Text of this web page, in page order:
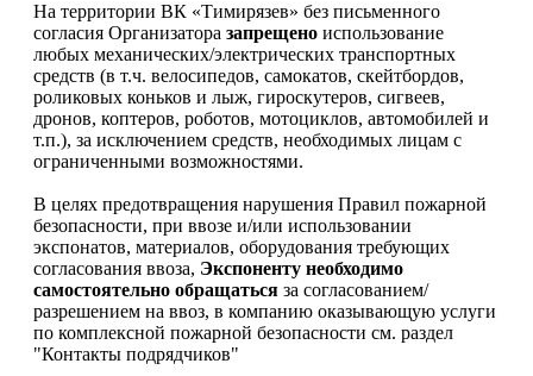
На территории ВК «Тимирязев» без письменного
согласия Организатора запрещено использование
любых механических/электрических транспортных
средств (в т.ч. велосипедов, самокатов, скейтбордов,
роликовых коньков и лыж, гироскутеров, сигвеев,
дронов, коптеров, роботов, мотоциклов, автомобилей и
т.п.), за исключением средств, необходимых лицам с
ограниченными возможностями.
В целях предотвращения нарушения Правил пожарной
безопасности, при ввозе и/или использовании
экспонатов, материалов, оборудования требующих
согласования ввоза, Экспоненту необходимо
самостоятельно обращаться за согласованием/
разрешением на ввоз, в компанию оказывающую услуги
по комплексной пожарной безопасности см. раздел
"Контакты подрядчиков"